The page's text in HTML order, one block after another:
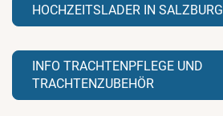
HOCHZEITSLADER IN SALZBURG
INFO TRACHTENPFLEGE UND
TRACHTENZUBEHÖR